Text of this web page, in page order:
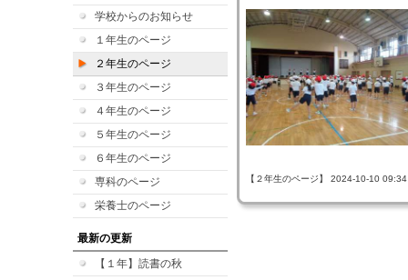
学校からのお知らせ
１年生のページ
２年生のページ
３年生のページ
４年生のページ
５年生のページ
６年生のページ
専科のページ
栄養士のページ
最新の更新
【１年】読書の秋
【２年生のページ】 2024-10-10